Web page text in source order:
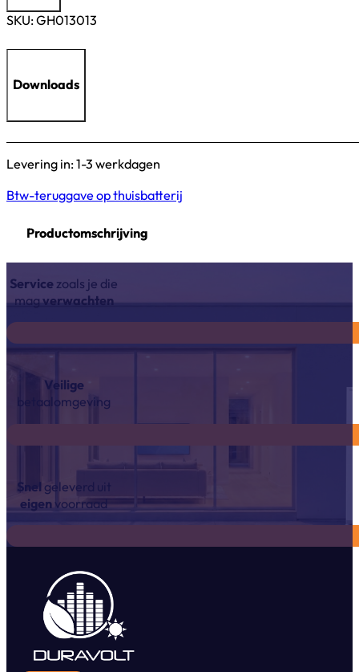
SKU:GH013013
Downloads
Levering in: 1-3 werkdagen
Btw-teruggave op thuisbatterij
Productomschrijving
Service zoals je die
magverwachten
Veilige
betaalomgeving
Snel geleverd uit
eigen voorraad